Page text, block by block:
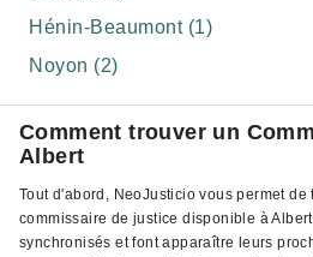
Hénin-Beaumont (1)
Noyon (2)
Comment trouver un
Albert
Tout d'abord, NeoJusticio vous permet de
commissaire de justice disponible à
synchronisés et font apparaître leurs